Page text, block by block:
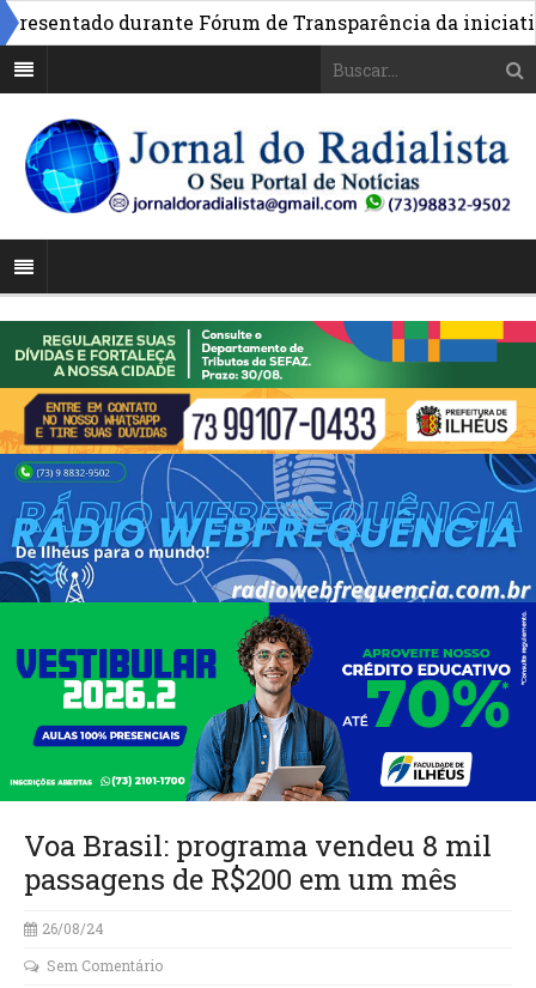
durante Fórum de Transparência da iniciativa
Voa Brasil: programa vendeu 8 mil
passagens de R$200 em um mês
26/08/24
Sem Comentário